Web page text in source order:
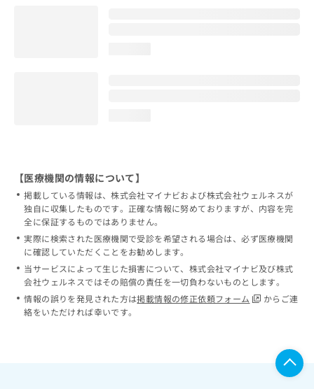
【医療機関の情報について】
掲載している情報は、株式会社マイナビおよび株式会社ウェルネスが
独自に収集したものです。正確な情報に努めておりますが、内容を完
全に保証するものではありません。
実際に検索された医療機関で受診を希望される場合は、必ず医療機関
に確認していただくことをお勧めします。
当サービスによって生じた損害について、株式会社マイナビ及び株式
会社ウェルネスではその賠償の責任を一切負わないものとします。
情報の誤りを発見された方は掲載情報の修正依頼フォーム
からご連
絡をいただければ幸いです。